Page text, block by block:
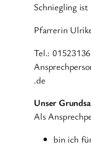
Schniegling ist
Pfarrerin
Tel.:
.de
Unser
Als
bin ich